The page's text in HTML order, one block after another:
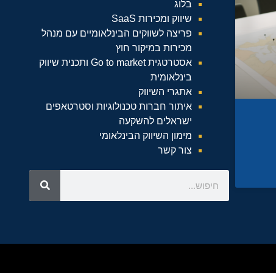
בלוג
שיווק ומכירות SaaS
פריצה לשווקים הבינלאומיים עם מנהל
מכירות במיקור חוץ
אסטרטגית Go to market ותכנית שיווק
בינלאומית
אתגרי השיווק
איתור חברות טכנולוגיות וסטרטאפים
ישראלים להשקעה
מימון השיווק הבינלאומי
צור קשר